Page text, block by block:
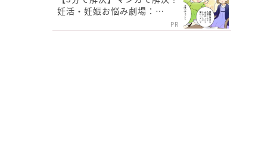
妊活・妊娠お悩み劇場：…
PR